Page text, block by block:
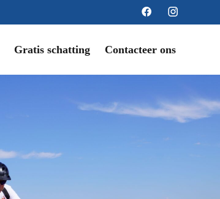
Gratis schatting Contacteer ons